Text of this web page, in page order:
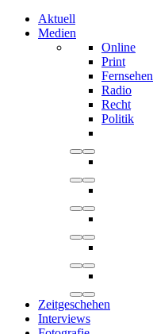
Aktuell
Medien
Online
Print
Fernsehen
Radio
Recht
Politik
Zeitgeschehen
Interviews